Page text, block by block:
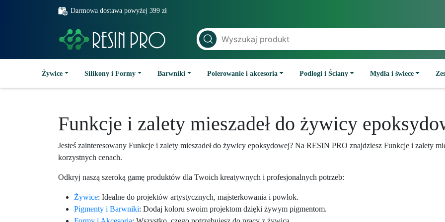
Darmowa dostawa powyżej 399 zł
Żywice Silikony i Formy Barwniki Polerowanie i akcesoria Podłogi i Ściany Mydła i świece
Funkcje i zalety mieszadeł do żywicy
Jesteś zainteresowany Funkcje i zalety mieszadeł do żywicy epoksydowej? Na RESIN PRO znajdziesz Funkcje i zalety
korzystnych cenach.
Odkryj naszą szeroką gamę produktów dla Twoich kreatywnych i profesjonalnych potrzeb:
Żywice: Idealne do projektów artystycznych, majsterkowania i powłok.
Pigmenty i Barwniki: Dodaj koloru swoim projektom dzięki żywym pigmentom.